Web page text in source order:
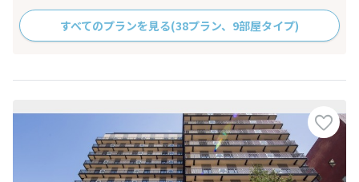
すべてのプランを見る(38プラン、9部屋タイプ)